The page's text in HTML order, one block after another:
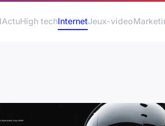
ActuHigh techInternetJeux-video